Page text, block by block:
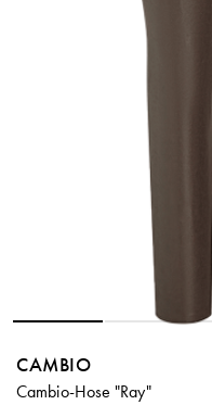
CAMBIO
Cambio-Hose "Ray"